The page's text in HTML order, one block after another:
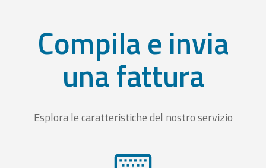
Compila e invia
una fattura
Esplora le caratteristiche del nostro servizio